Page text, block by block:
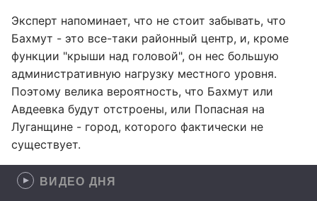
Эксперт напоминает, что не стоит забывать, что
Бахмут - это все-таки районный центр, и, кроме
функции "крыши над головой", он нес большую
административную нагрузку местного уровня.
Поэтому велика вероятность, что Бахмут или
Авдеевка будут отстроены, или Попасная на
Луганщине - город, которого фактически не
существует.
ВИДЕО ДНЯ